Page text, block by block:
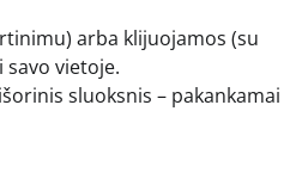
arba klijuojamos (su
savo vietoje.
sluoksnis – pakankamai